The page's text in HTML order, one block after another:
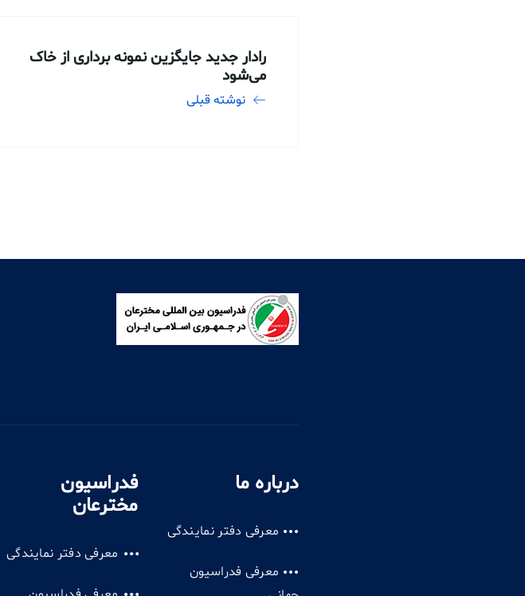
رادار جدید جایگزین نمونه برداری از خاک
می‌شود
نوشته قبلی
درباره ما
معرفی دفتر نمایندگی
معرفی فدراسیون
فدراسیون
مخترعان
معرفی دفتر نمایندگی